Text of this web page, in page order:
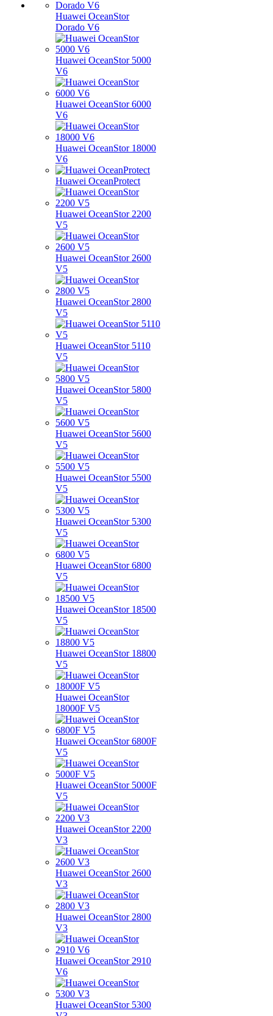
Huawei OceanStor
Dorado V6
Huawei OceanStor 5000
V6
Huawei OceanStor 6000
V6
Huawei OceanStor 18000
V6
Huawei OceanProtect
Huawei OceanStor 2200
V5
Huawei OceanStor 2600
V5
Huawei OceanStor 2800
V5
Huawei OceanStor 5110
V5
Huawei OceanStor 5800
V5
Huawei OceanStor 5600
V5
Huawei OceanStor 5500
V5
Huawei OceanStor 5300
V5
Huawei OceanStor 6800
V5
Huawei OceanStor 18500
V5
Huawei OceanStor 18800
V5
Huawei OceanStor
18000F V5
Huawei OceanStor 6800F
V5
Huawei OceanStor 5000F
V5
Huawei OceanStor 2200
V3
Huawei OceanStor 2600
V3
Huawei OceanStor 2800
V3
Huawei OceanStor 2910
V6
Huawei OceanStor 5300